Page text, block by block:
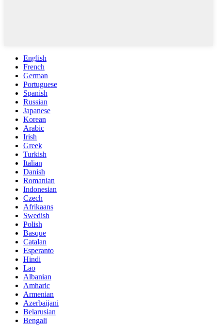
English
French
German
Portuguese
Spanish
Russian
Japanese
Korean
Arabic
Irish
Greek
Turkish
Italian
Danish
Romanian
Indonesian
Czech
Afrikaans
Swedish
Polish
Basque
Catalan
Esperanto
Hindi
Lao
Albanian
Amharic
Armenian
Azerbaijani
Belarusian
Bengali